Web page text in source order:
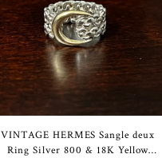
VINTAGE HERMES Sangle deux
Ring Silver 800 & 18K Yellow